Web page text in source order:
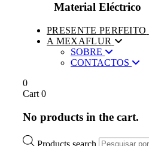
Material Eléctrico
PRESENTE PERFEITO
A MEXAFLUR
SOBRE
CONTACTOS
0
Cart 0
No products in the cart.
Products search